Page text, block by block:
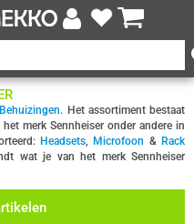
Behuizingen. Het assortiment bestaat
merk Sennheiser onder andere in
Headsets, Microfoon & Rack
wat je van het merk Sennheiser